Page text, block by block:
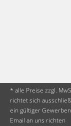
* alle Preise zzgl.
richtet sich
ein gültiger
Email an uns richten